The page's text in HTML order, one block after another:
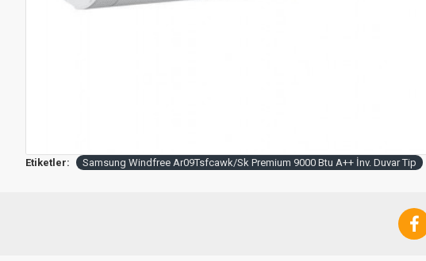
Etiketler: Samsung Windfree Ar09Tsfcawk/Sk Premium 9000 Btu A++ İnv. Duvar Tip